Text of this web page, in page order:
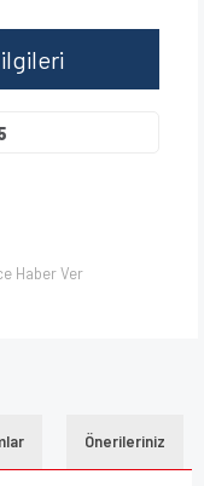
Haber Ver
Önerileriniz